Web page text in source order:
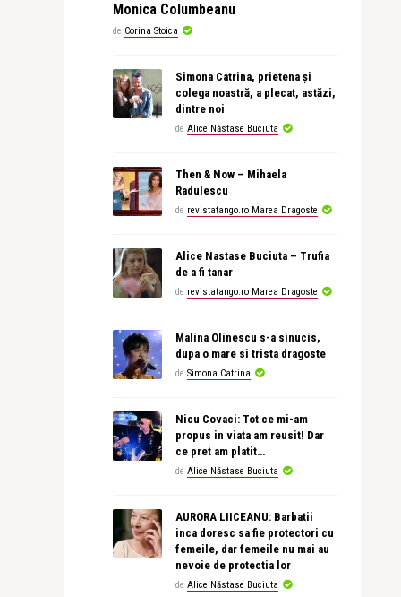
Monica Columbeanu
de Corina Stoica
Simona Catrina, prietena și
colega noastră, a plecat, astăzi,
dintre noi
de Alice Năstase Buciuta
Then & Now – Mihaela
Radulescu
de revistatango.ro Marea Dragoste
Alice Nastase Buciuta – Trufia
de a fi tanar
de revistatango.ro Marea Dragoste
Malina Olinescu s-a sinucis,
dupa o mare si trista dragoste
de Simona Catrina
Nicu Covaci: Tot ce mi-am
propus in viata am reusit! Dar
ce pret am platit…
de Alice Năstase Buciuta
AURORA LIICEANU: Barbatii
inca doresc sa fie protectori cu
femeile, dar femeile nu mai au
nevoie de protectia lor
de Alice Năstase Buciuta